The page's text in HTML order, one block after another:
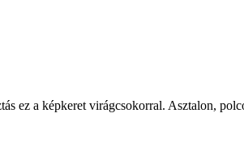
ez a képkeret virágcsokorral. Asztalon,